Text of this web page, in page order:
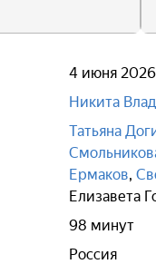
4 июня 2026
Никита
Татьяна
Ермаков,
Елизавета
98 минут
Россия